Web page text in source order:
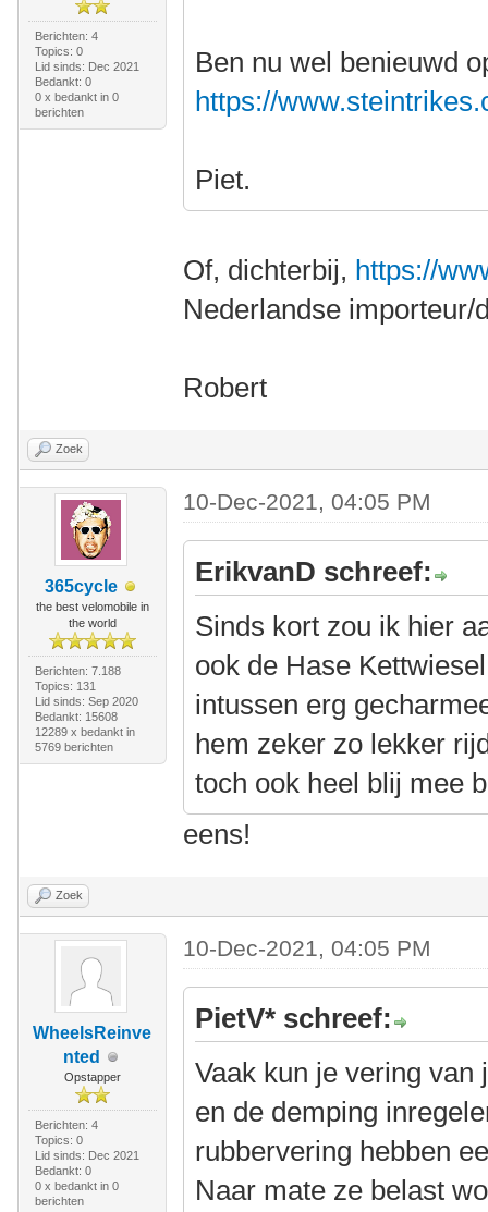
Berichten: 4
Topics: 0
Lid sinds: Dec 2021
Bedankt: 0
0 x bedankt in 0
berichten
Ben nu wel benieuwd
https://
Piet.
Of, dichterbij, https://
Nederlandse
Robert
Zoek
365cycle
the best velomobile in
the world
Berichten: 7.188
Topics: 131
Lid sinds: Sep 2020
Bedankt: 15608
12289 x bedankt in
5769 berichten
10-Dec-2021, 04:05 PM
ErikvanD schreef:
Sinds kort zou ik hier
ook de Hase
intussen erg
hem zeker zo lekker
toch ook heel blij mee
eens!
Zoek
WheelsReinve
nted
Opstapper
Berichten: 4
Topics: 0
Lid sinds: Dec 2021
Bedankt: 0
0 x bedankt in 0
berichten
10-Dec-2021, 04:05 PM
PietV* schreef:
Vaak kun je vering
en de demping
rubbervering hebben
Naar mate ze belast